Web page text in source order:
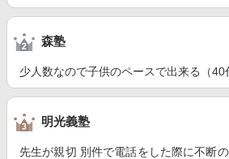
森塾
少人数なので子供のペースで出来る（40
明光義塾
先生が親切 別件で電話をした際に不断